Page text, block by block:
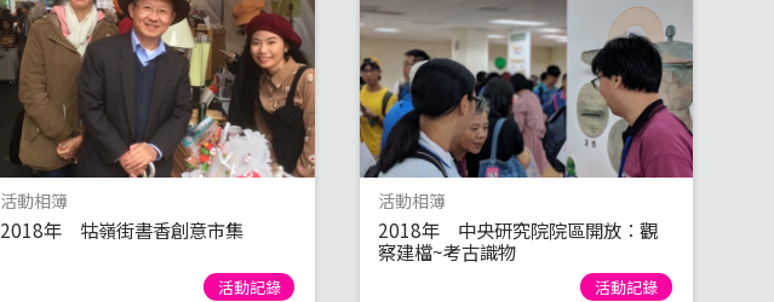
活動相簿
2018年 牯嶺街書香創意市集
活動記錄
活動相簿
2018年 中央研究院院區開放：觀
察建檔~考古識物
活動記錄